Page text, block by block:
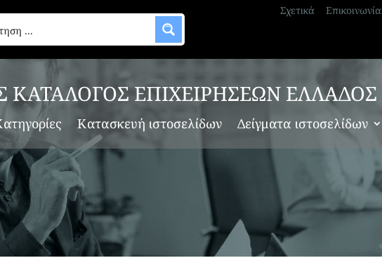
Σχετικά Επικοινωνία
ΚΑΤΑΛΟΓΟΣ ΕΠΙΧΕΙΡΗΣΕΩΝ ΕΛΛΑΔΟΣ
Κατασκευή ιστοσελίδων Δείγματα ιστοσελίδων